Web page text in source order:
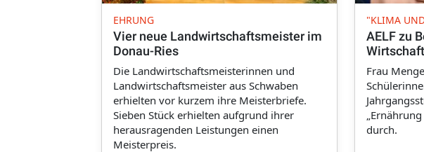
EHRUNG
Vier neue Landwirtschaftsmeister im
Donau-Ries
Die Landwirtschaftsmeisterinnen und
Landwirtschaftsmeister aus Schwaben
erhielten vor kurzem ihre Meisterbriefe.
Sieben Stück erhielten aufgrund ihrer
herausragenden Leistungen einen
Meisterpreis.
"KLIMA
AELF zu
Frau
durch.